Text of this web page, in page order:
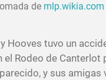
de mlp.wikia.com
tuvo un
Rodeo de
y sus amigas